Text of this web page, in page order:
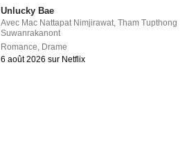
Unlucky Bae
Avec Mac Nattapat Nimjirawat,Tham Tupthong
Suwanrakanont
Romance, Drame
6 août 2026 sur Netflix